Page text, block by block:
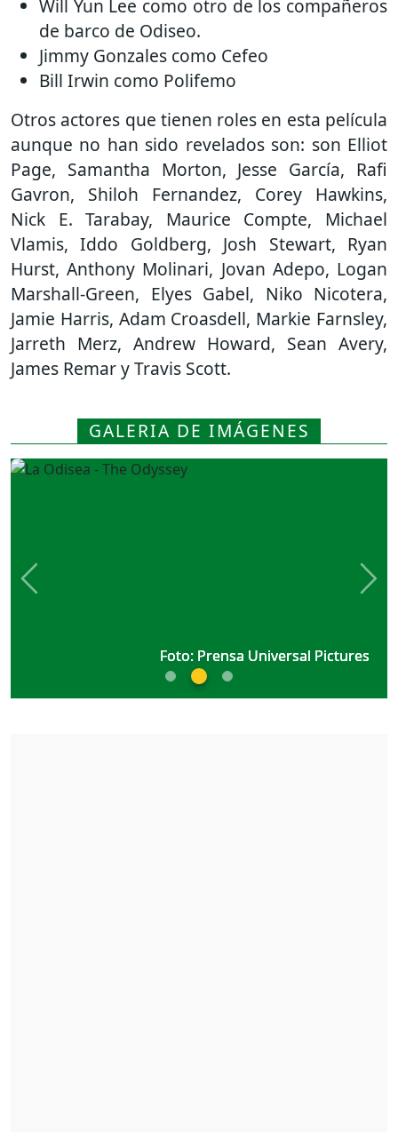
Will Yun Lee como otro de los compañeros
de barco de Odiseo.
Jimmy Gonzales como Cefeo
Bill Irwin como Polifemo
Otros actores que tienen roles en esta película
aunque no han sido revelados son: son Elliot
Page, Samantha Morton, Jesse García, Rafi
Gavron, Shiloh Fernandez, Corey Hawkins,
Nick E. Tarabay, Maurice Compte, Michael
Vlamis, Iddo Goldberg, Josh Stewart, Ryan
Hurst, Anthony Molinari, Jovan Adepo, Logan
Marshall-Green, Elyes Gabel, Niko Nicotera,
Jamie Harris, Adam Croasdell, Markie Farnsley,
Jarreth Merz, Andrew Howard, Sean Avery,
James Remar y Travis Scott.
GALERIA DE IMÁGENES
Foto: Prensa Universal Pictures
Foto: Prensa Universal Pictures
Foto: Prensa Universal Pictures
Previous Next